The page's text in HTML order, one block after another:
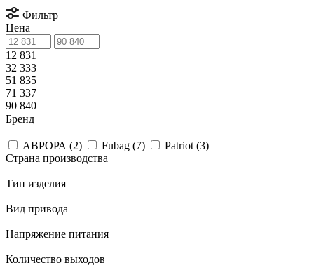
Фильтр
Цена
12 831
32 333
51 835
71 337
90 840
Бренд
АВРОРА (2) Fubag (7) Patriot (3)
Страна производства
Тип изделия
Вид привода
Напряжение питания
Количество выходов